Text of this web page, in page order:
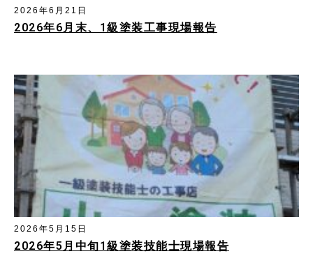
2026年6月末、1級塗装工事現場報告
2026年6月21日
2026年5月中旬1級塗装技能士現場報告
2026年5月15日